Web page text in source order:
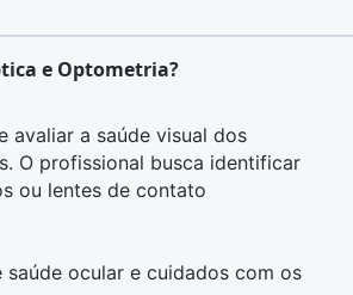
e Optometria?
a saúde visual dos
O profissional busca identificar
ou lentes de contato
ocular e cuidados com os